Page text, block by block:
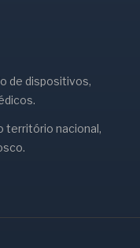
de dispositivos,
território nacional,